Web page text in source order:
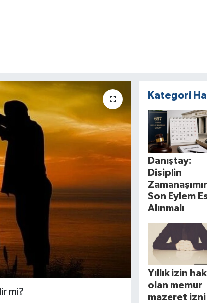
mi?
Kategori
Danıştay:
Disiplin
Son Eylem
Alınmalı
Yıllık izin
olan memur
mazeret izni